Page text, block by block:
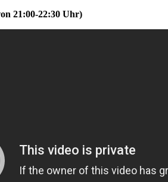
21:00-22:30 Uhr)